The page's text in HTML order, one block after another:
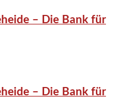
– Die Bank für
– Die Bank für